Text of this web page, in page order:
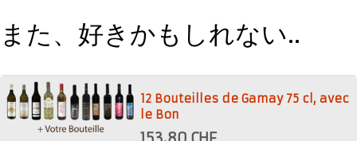
また、好きかもしれない..
12 Bouteilles de Gamay 75 cl, avec
le Bon